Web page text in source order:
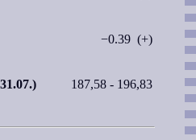
−0.39 (+)
187,58 - 196,83